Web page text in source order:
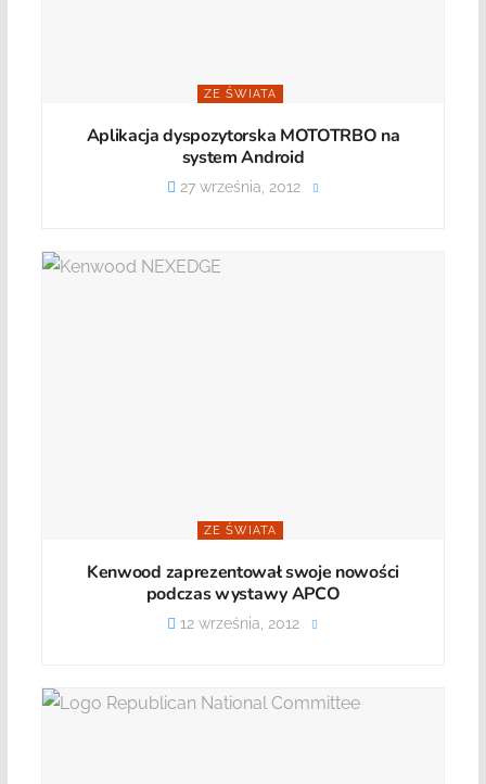
ZE ŚWIATA
Aplikacja dyspozytorska MOTOTRBO na
system Android
27 września, 2012
ZE ŚWIATA
Kenwood zaprezentował swoje nowości
podczas wystawy APCO
12 września, 2012